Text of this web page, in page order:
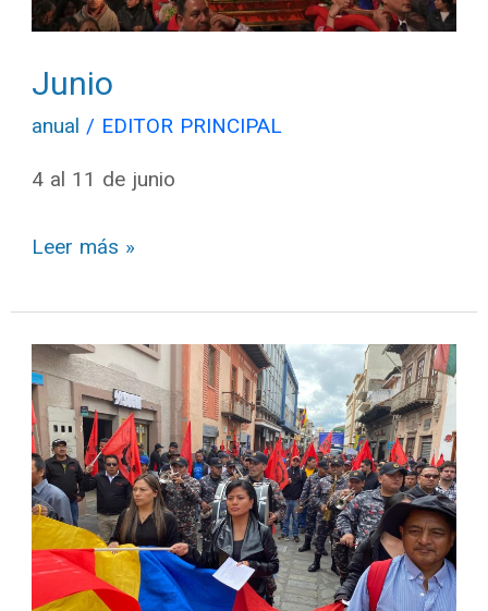
Junio
anual / EDITOR PRINCIPAL
4 al 11 de junio
Leer más »
Mayo